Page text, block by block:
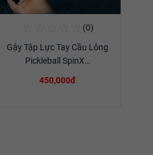
Xem chi tiết
(0)
Gậy Tập Lực Tay Cầu Lông
Pickleball SpinX…
450,000đ